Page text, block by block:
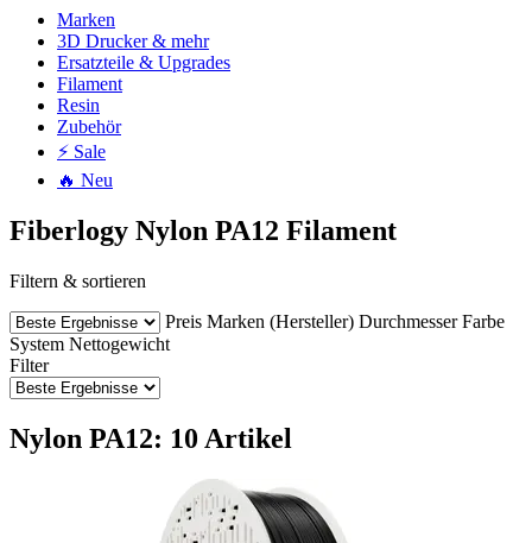
Marken
3D Drucker & mehr
Ersatzteile & Upgrades
Filament
Resin
Zubehör
⚡ Sale
🔥 Neu
Fiberlogy Nylon PA12 Filament
Filtern & sortieren
Preis Marken (Hersteller) Durchmesser Farbe
System Nettogewicht
Filter
Nylon PA12: 10 Artikel